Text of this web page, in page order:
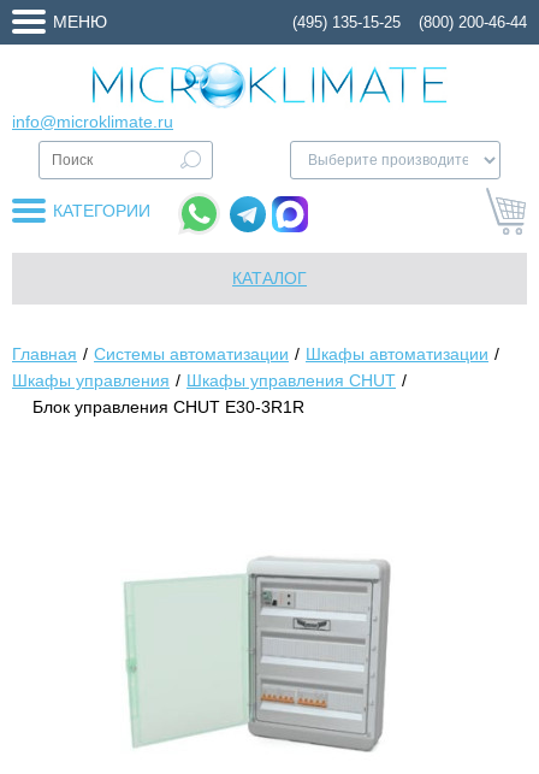
МЕНЮ (495) 135-15-25 (800) 200-46-44
info@microklimate.ru
КАТЕГОРИИ
КАТАЛОГ
Главная Системы автоматизации
Шкафы автоматизации
Шкафы управления
Шкафы управления CHUT
Блок управления CHUT E30-3R1R